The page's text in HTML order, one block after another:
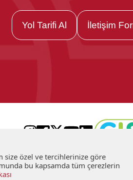
Yol Tarifi Al İletişim
size özel ve tercihlerinize göre
bu kapsamda tüm çerezlerin